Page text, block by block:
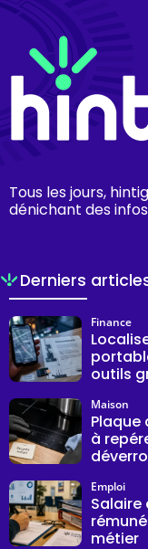
Tous les jours,
dénichant des
Derniers
outils
Finance
Plaque
à
Maison
Salaire
métier
Emploi